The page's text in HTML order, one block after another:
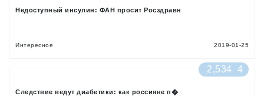
Недоступный инсулин: ФАН просит Росздравн
Интересное 2019-01-25
2,534 4
Следствие ведут диабетики: как россияне п�